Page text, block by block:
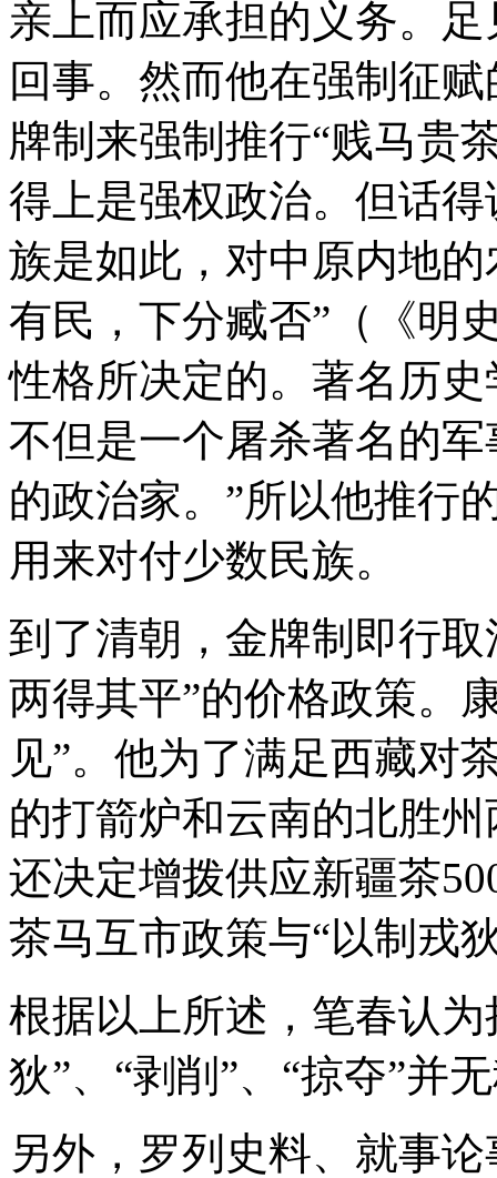
亲上而应承担的义务。
回事。然而他在强制征
牌制来强制推行“贱马贵
得上是强权政治。但话
族是如此，对中原内地
有民，下分臧否”（《明
性格所决定的。著名历
不但是一个屠杀著名的
的政治家。”所以他推行
用来对付少数民族。
到了清朝，金牌制即行
两得其平”的价格政策。
见”。他为了满足西藏对
的打箭炉和云南的北胜
还决定增拨供应新疆茶
茶马互市政策与“以制戎
根据以上所述，笔春认
狄”、“剥削”、“掠夺”并
另外，罗列史料、就事